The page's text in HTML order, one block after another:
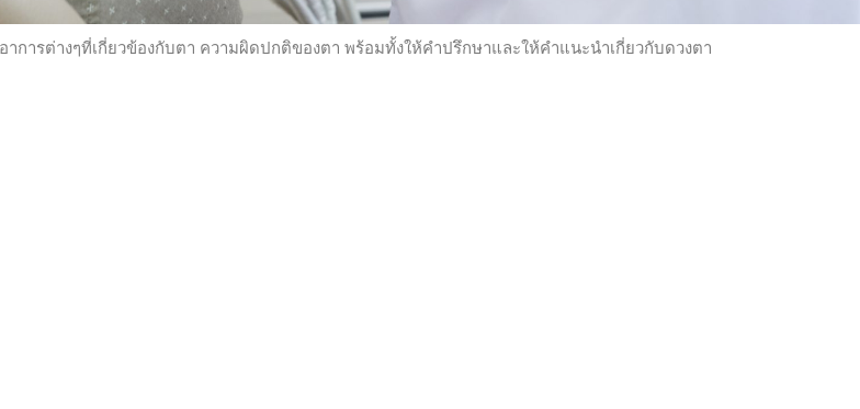
รต่างๆที่เกี่ยวข้องกับตา ความผิดปกติของตา พร้อมทั้งให้คำปรึกษาและให้คำแนะนำเกี่ยวกับดวงตา